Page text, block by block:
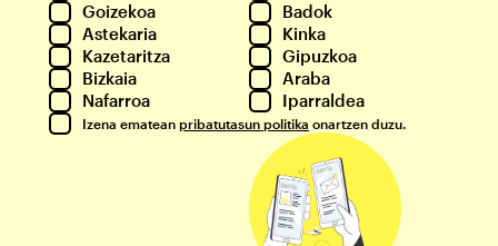
Goizekoa
Badok
Astekaria
Kinka
Kazetaritza
Gipuzkoa
Bizkaia
Araba
Nafarroa
Iparraldea
Izena ematean pribatutasun politika onartzen duzu.